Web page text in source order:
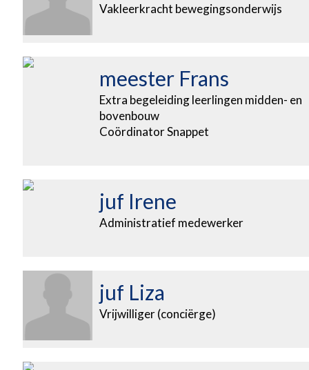
Vakleerkracht bewegingsonderwijs
meester Frans
Extra begeleiding leerlingen midden- en
bovenbouw
Coördinator Snappet
juf Irene
Administratief medewerker
juf Liza
Vrijwilliger (conciërge)